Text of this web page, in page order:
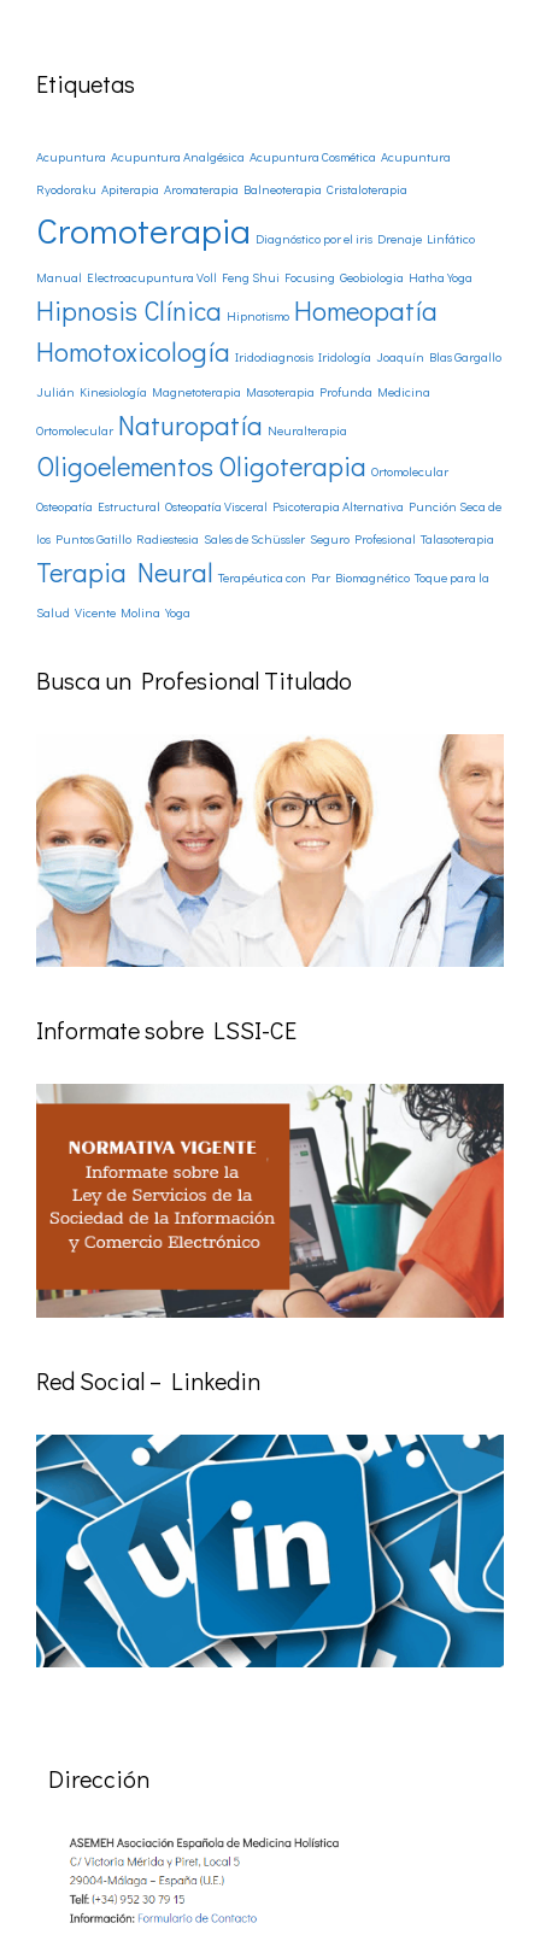
Etiquetas
Acupuntura Acupuntura Analgésica Acupuntura Cosmética Acupuntura
Ryodoraku Apiterapia Aromaterapia Balneoterapia Cristaloterapia
Cromoterapia Diagnóstico por el iris Drenaje Linfático
Manual Electroacupuntura Voll Feng Shui Focusing Geobiologia Hatha Yoga
Hipnosis Clínica Hipnotismo Homeopatía
Homotoxicología Iridodiagnosis Iridología Joaquín Blas Gargallo
Julián Kinesiología Magnetoterapia Masoterapia Profunda Medicina
Ortomolecular Naturopatía Neuralterapia
Oligoelementos Oligoterapia Ortomolecular
Osteopatía Estructural Osteopatía Visceral Psicoterapia Alternativa Punción Seca de
los Puntos Gatillo Radiestesia Sales de Schüssler Seguro Profesional Talasoterapia
Terapia Neural Terapéutica con Par Biomagnético Toque para la
Salud Vicente Molina Yoga
Busca un Profesional Titulado
Informate sobre LSSI-CE
Red Social – Linkedin
Dirección